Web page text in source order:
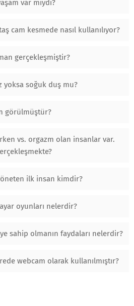
var mıydı?
cam kesmede nasıl kullanılıyor?
gerçekleşmiştir?
yoksa soğuk duş mu?
görülmüştür?
vs. orgazm olan insanlar var.
ilk insan kimdir?
oyunları nelerdir?
sahip olmanın faydaları nelerdir?
webcam olarak kullanılmıştır?